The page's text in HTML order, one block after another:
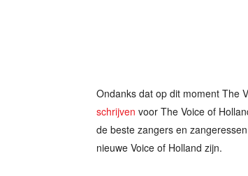
Ondanks dat op dit moment The
schrijven voor The Voice of
de beste zangers en
nieuwe Voice of Holland zijn.